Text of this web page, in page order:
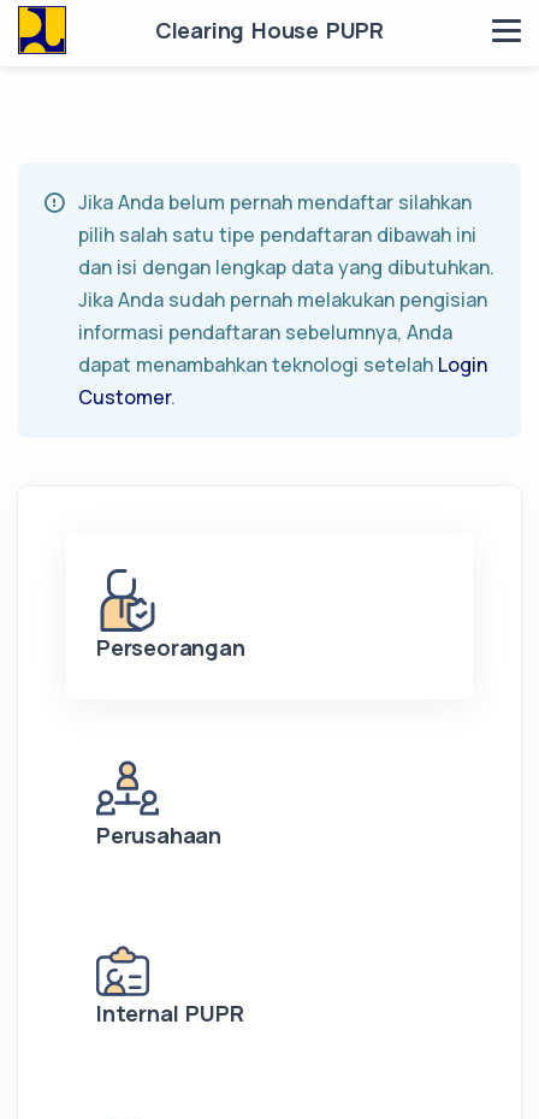
Clearing House PUPR
Jika Anda belum pernah mendaftar silahkan
pilih salah satu tipe pendaftaran dibawah ini
dan isi dengan lengkap data yang dibutuhkan.
Jika Anda sudah pernah melakukan pengisian
informasi pendaftaran sebelumnya, Anda
dapat menambahkan teknologi setelah Login
Customer.
Perseorangan
Perusahaan
Internal PUPR